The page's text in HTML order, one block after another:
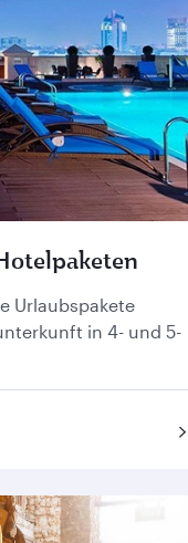
Urlaubspakete
in 4- und 5-